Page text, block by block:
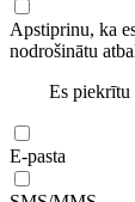
Apstiprinu, ka
nodrošinātu
Es piekrītu
E-pasta